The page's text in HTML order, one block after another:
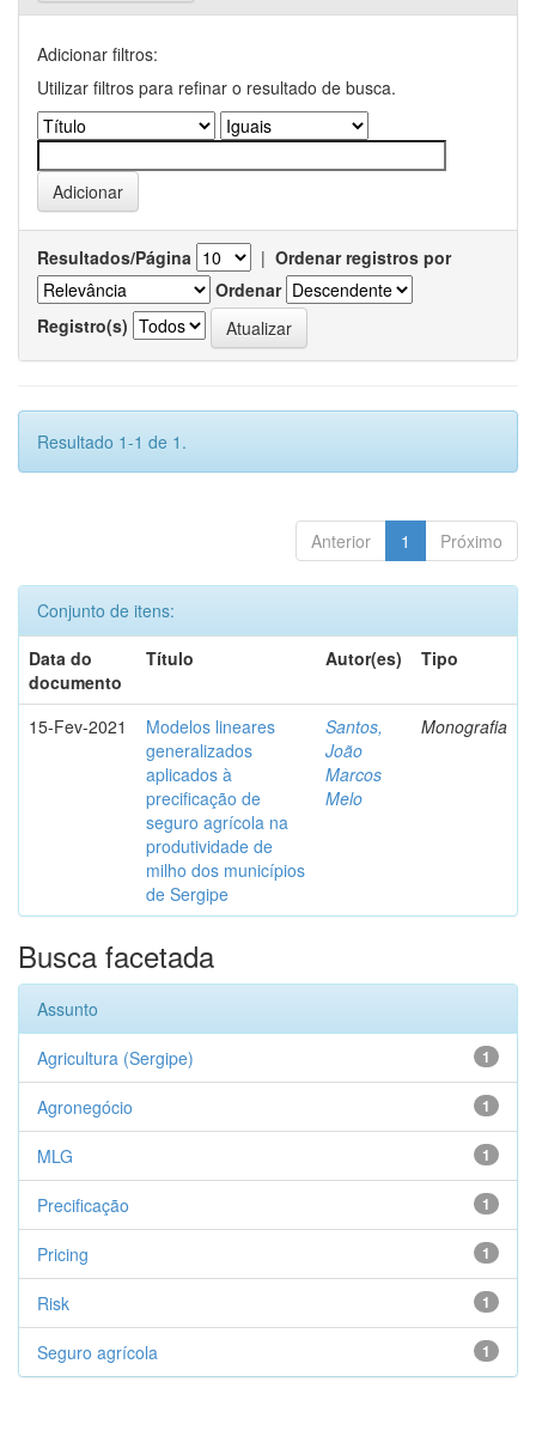
Adicionar filtros:
Utilizar filtros para refinar o resultado de busca.
Resultados/Página | Ordenar registros por
Ordenar
Registro(s)
Resultado 1-1 de 1.
Anterior 1 Próximo
Conjunto de itens:
Data do
documento
Título Autor(es) Tipo
15-Fev-2021
Modelos lineares
generalizados
aplicados à
precificação de
seguro agrícola na
produtividade de
milho dos municípios
de Sergipe
Santos,
João
Marcos
Melo
Monografia
Busca facetada
Assunto
1
Agricultura (Sergipe)
1
Agronegócio
1
MLG
1
Precificação
1
Pricing
1
Risk
1
Seguro agrícola